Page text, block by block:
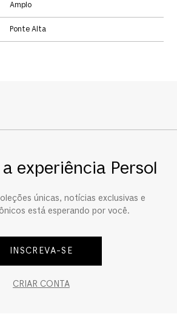
Amplo
Ponte Alta
experiência Persol
únicas, notícias exclusivas e
está esperando por você.
INSCREVA-SE
CRIAR CONTA